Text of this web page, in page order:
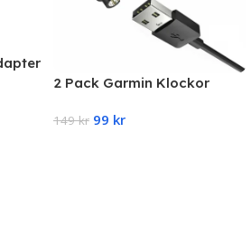
2 Pack Garmin Klockor
Universal
149kr 99 kr